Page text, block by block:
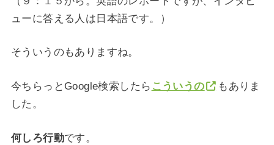
ューに答える人は日本語です。）
そういうのもありますね。
今ちらっとGoogle検索したら こういうの
もありま
した。
何しろ行動です。